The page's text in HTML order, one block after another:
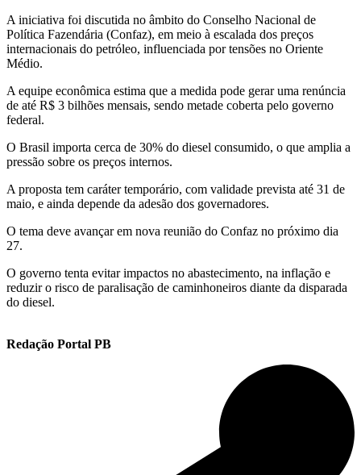
A iniciativa foi discutida no âmbito do Conselho Nacional de
Política Fazendária (Confaz), em meio à escalada dos preços
internacionais do petróleo, influenciada por tensões no Oriente
Médio.
A equipe econômica estima que a medida pode gerar uma renúncia
de até R$ 3 bilhões mensais, sendo metade coberta pelo governo
federal.
O Brasil importa cerca de 30% do diesel consumido, o que amplia a
pressão sobre os preços internos.
A proposta tem caráter temporário, com validade prevista até 31 de
maio, e ainda depende da adesão dos governadores.
O tema deve avançar em nova reunião do Confaz no próximo dia
27.
O governo tenta evitar impactos no abastecimento, na inflação e
reduzir o risco de paralisação de caminhoneiros diante da disparada
do diesel.
Redação Portal PB